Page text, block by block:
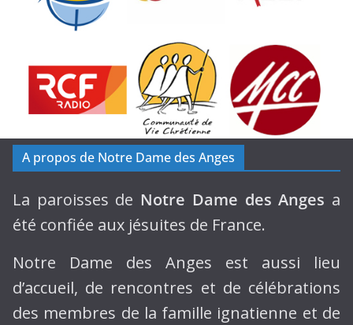
A propos de Notre Dame des Anges
La paroisses de Notre Dame des Anges a
été confiée aux jésuites de France.
Notre Dame des Anges est aussi lieu
d’accueil, de rencontres et de célébrations
des membres de la famille ignatienne et de